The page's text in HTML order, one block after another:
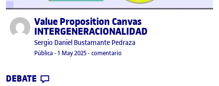
Publicado porValue Proposition Canvas
INTERGENERACIONALIDAD
Publicado por
Sergio Daniel Bustamante Pedraza
Visibilidad:
Pública-Fecha de publicación
1 May 2025-comentario
DEBATE